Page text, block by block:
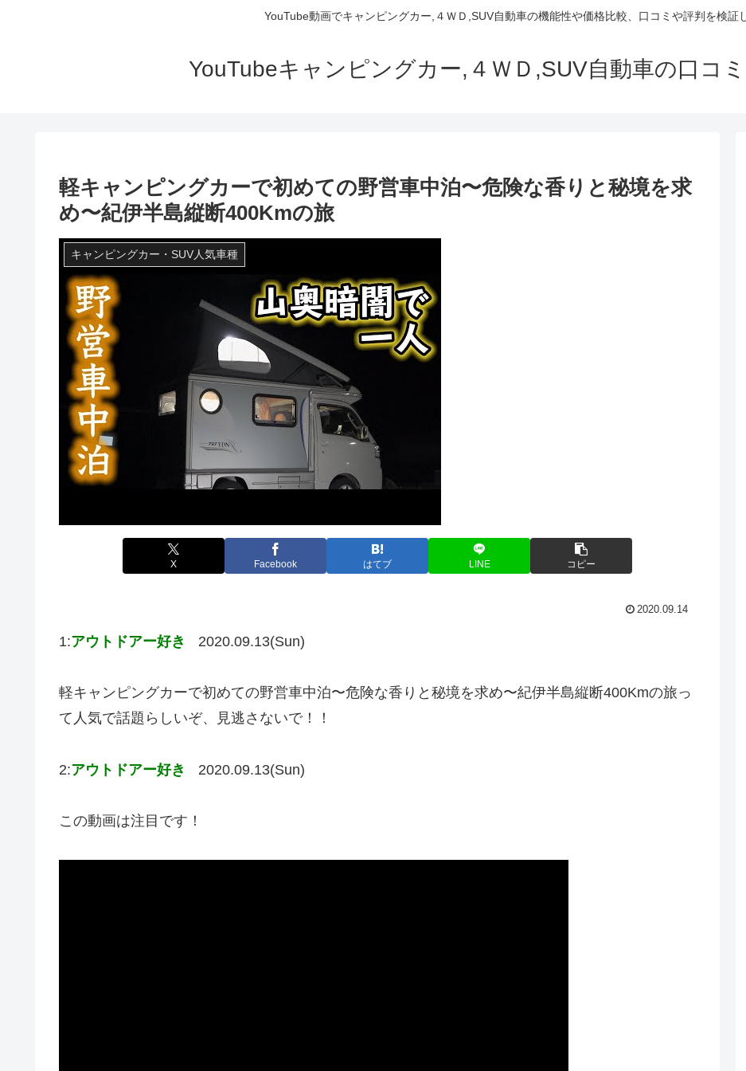
YouTube動画でキャンピングカー,４ＷＤ,SUV自動車の機能性や価格比較、口コミや評判を検証
YouTubeキャンピングカー,４ＷＤ,SUV自動車の口コ
軽キャンピングカーで初めての野営車中泊〜危険な香りと秘境を求
め〜紀伊半島縦断400Kmの旅
キャンピングカー・SUV人気車種
X Facebook はてブ LINE コピー
2020.09.14
1:アウトドアー好き 2020.09.13(Sun)
軽キャンピングカーで初めての野営車中泊〜危険な香りと秘境を求め〜紀伊半島縦断400Kmの旅っ
て人気で話題らしいぞ、見逃さないで！！
2:アウトドアー好き 2020.09.13(Sun)
この動画は注目です！